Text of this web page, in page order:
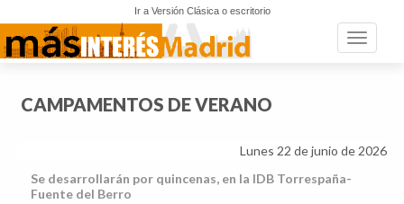
Ir a Versión Clásica o escritorio
Toggle
CAMPAMENTOS DE VERANO
Lunes 22 de junio de 2026
Se desarrollarán por quincenas, en la IDB Torrespaña-
Fuente del Berro